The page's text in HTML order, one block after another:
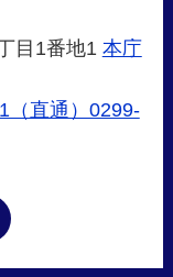
目1番地1 本庁
（直通）0299-